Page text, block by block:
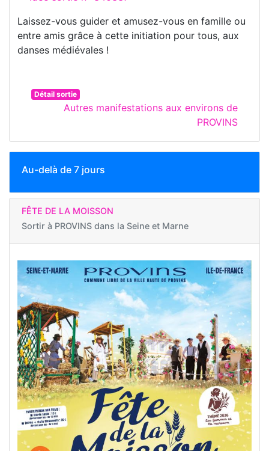
Laissez-vous guider et amusez-vous en famille ou
entre amis grâce à cette initiation pour tous, aux
danses médiévales !
Détail sortie
Autres manifestations aux environs de
PROVINS
Au-delà de 7 jours
FÊTE DE LA MOISSON
Sortir à PROVINS dans la Seine et Marne